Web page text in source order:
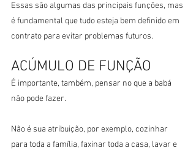
Essas são algumas das principais funções, mas
é fundamental que tudo esteja bem definido em
contrato para evitar problemas futuros.
ACÚMULO DE FUNÇÃO
É importante, também, pensar no que a babá
não pode fazer.
Não é sua atribuição, por exemplo, cozinhar
para toda a família, faxinar toda a casa, lavar e